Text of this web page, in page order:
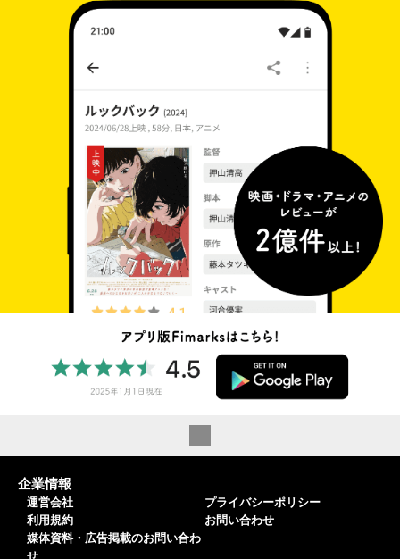
企業情報
運営会社
利用規約
媒体資料・広告掲載のお問い合わ
せ
プライバシーポリシー
お問い合わせ